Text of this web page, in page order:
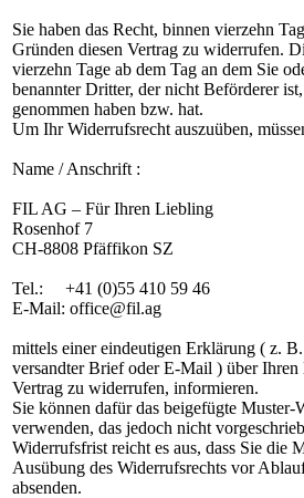
Sie haben das Recht, binnen vierzehn
Gründen diesen Vertrag zu widerrufen.
vierzehn Tage ab dem Tag an dem Sie
benannter Dritter, der nicht Beförderer
genommen haben bzw. hat.
Um Ihr Widerrufsrecht auszuüben,
Name / Anschrift :
FIL AG – Für Ihren Liebling
Rosenhof 7
CH-8808 Pfäffikon SZ
Tel.: +41 (0)55 410 59 46
E-Mail: office@fil.ag
mittels einer eindeutigen Erklärung ( z.
versandter Brief oder E-Mail ) über Ihren
Vertrag zu widerrufen, informieren.
Sie können dafür das beigefügte Muster-
verwenden, das jedoch nicht
Widerrufsfrist reicht es aus, dass Sie die
Ausübung des Widerrufsrechts vor
absenden.